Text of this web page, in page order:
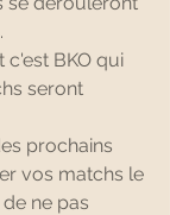
c'est BKO qui
seront
prochains
vos matchs le
ne pas